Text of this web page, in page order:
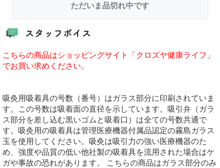
ただいま品切れ中です
こちらの商品はショッピングサイト「クロズヤ健康ライフ」
でお買い求めください。
吸灸用吸着具の号数（番号）はガラス部分に印刷されていま
す。この号数は吸着面の直径を示しています。吸引弁（ガラ
ス部分を差し込む黒いゴムと吸着口）は全ての号数共通で
す。吸灸用の吸着具は管理医療機器付属品認定の霧島ガラス
玉を使用してください。吸灸は吸引力の強い医療機器のた
め、強度や品質の低い他社製の吸着具を流用された場合はケ
ガや事故の恐れがあります。 こちらの商品はガラス部分のみ